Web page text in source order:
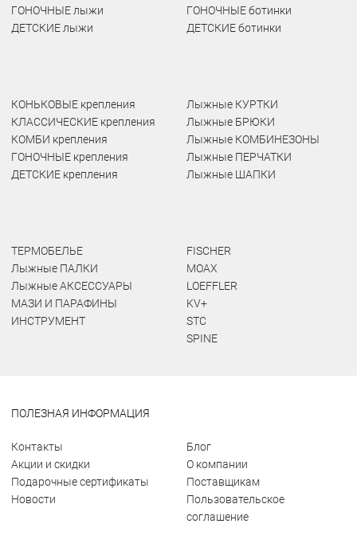
ГОНОЧНЫЕ лыжи
ДЕТСКИЕ лыжи
ГОНОЧНЫЕ ботинки
ДЕТСКИЕ ботинки
КОНЬКОВЫЕ крепления
КЛАССИЧЕСКИЕ крепления
КОМБИ крепления
ГОНОЧНЫЕ крепления
ДЕТСКИЕ крепления
Лыжные КУРТКИ
Лыжные БРЮКИ
Лыжные КОМБИНЕЗОНЫ
Лыжные ПЕРЧАТКИ
Лыжные ШАПКИ
ТЕРМОБЕЛЬЕ
Лыжные ПАЛКИ
Лыжные АКСЕССУАРЫ
МАЗИ И ПАРАФИНЫ
ИНСТРУМЕНТ
FISCHER
MOAX
LOEFFLER
KV+
STC
SPINE
ПОЛЕЗНАЯ ИНФОРМАЦИЯ
Контакты
Акции и скидки
Подарочные сертификаты
Новости
Блог
О компании
Поставщикам
Пользовательское
соглашение